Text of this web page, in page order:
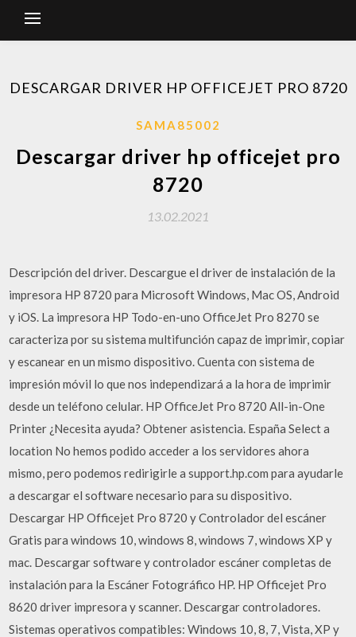
DESCARGAR DRIVER HP OFFICEJET PRO 8720
SAMA85002
Descargar driver hp officejet pro
8720
13.02.2021
Descripción del driver. Descargue el driver de instalación de la
impresora HP 8720 para Microsoft Windows, Mac OS, Android
y iOS. La impresora HP Todo-en-uno OfficeJet Pro 8270 se
caracteriza por su sistema multifunción capaz de imprimir, copiar
y escanear en un mismo dispositivo. Cuenta con sistema de
impresión móvil lo que nos independizará a la hora de imprimir
desde un teléfono celular. HP OfficeJet Pro 8720 All-in-One
Printer ¿Necesita ayuda? Obtener asistencia. España Select a
location No hemos podido acceder a los servidores ahora
mismo, pero podemos redirigirle a support.hp.com para ayudarle
a descargar el software necesario para su dispositivo.
Descargar HP Officejet Pro 8720 y Controlador del escáner
Gratis para windows 10, windows 8, windows 7, windows XP y
mac. Descargar software y controlador escáner completas de
instalación para la Escáner Fotográfico HP. HP Officejet Pro
8620 driver impresora y scanner. Descargar controladores.
Sistemas operativos compatibles: Windows 10, 8, 7, Vista, XP y